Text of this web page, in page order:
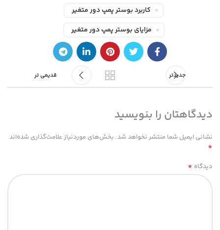
کاربرد بوستر پمپ دور متغیر
مزایای بوستر پمپ دور متغیر
جدیدتر قدیمی تر
دیدگاهتان را بنویسید
نشانی ایمیل شما منتشر نخواهد شد. بخش‌های موردنیاز علامت‌گذاری شده‌اند
*
دیدگاه *